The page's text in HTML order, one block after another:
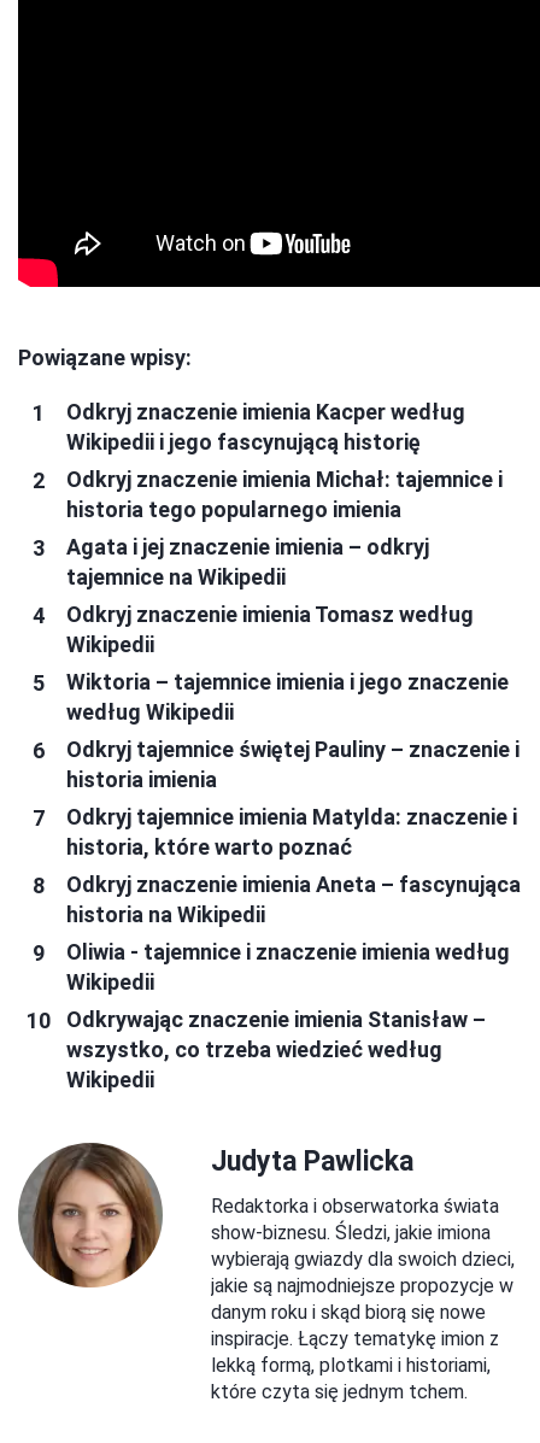
Powiązane wpisy:
Odkryj znaczenie imienia Kacper według
Wikipedii i jego fascynującą historię
Odkryj znaczenie imienia Michał: tajemnice i
historia tego popularnego imienia
Agata i jej znaczenie imienia – odkryj
tajemnice na Wikipedii
Odkryj znaczenie imienia Tomasz według
Wikipedii
Wiktoria – tajemnice imienia i jego znaczenie
według Wikipedii
Odkryj tajemnice świętej Pauliny – znaczenie i
historia imienia
Odkryj tajemnice imienia Matylda: znaczenie i
historia, które warto poznać
Odkryj znaczenie imienia Aneta – fascynująca
historia na Wikipedii
Oliwia - tajemnice i znaczenie imienia według
Wikipedii
Odkrywając znaczenie imienia Stanisław –
wszystko, co trzeba wiedzieć według
Wikipedii
Judyta Pawlicka
Redaktorka i obserwatorka świata
show-biznesu. Śledzi, jakie imiona
wybierają gwiazdy dla swoich dzieci,
jakie są najmodniejsze propozycje w
danym roku i skąd biorą się nowe
inspiracje. Łączy tematykę imion z
lekką formą, plotkami i historiami,
które czyta się jednym tchem.